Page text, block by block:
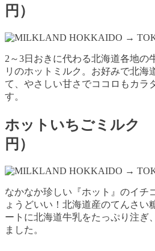
円）
2～3日おきに代わる北海道各地の
リのホットミルク。お好みで北海
て、やさしい甘さでココロもカラ
す。
ホットいちごミルク
円）
なかなか珍しい『ホット』のイチ
ょうどいい！北海道産のてんさい
ートに北海道牛乳をたっぷり注ぎ
ました。